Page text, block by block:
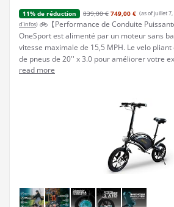
11% de réduction 839,00 € 749,00 € (as of juillet 7,
d’infos) 🚲【Performance de Conduite
OneSport est alimenté par un moteur sans
vitesse maximale de 15,5 MPH. Le velo
de pneus de 20'' x 3.0 pour améliorer votre
read more